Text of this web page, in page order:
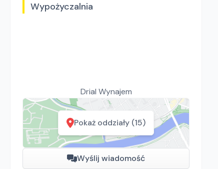
Wypożyczalnia
Drial Wynajem
Pokaż oddziały (15)
Wyślij wiadomość
Płock, Jawor, Pabianice, Suchy Las, Zielona Góra